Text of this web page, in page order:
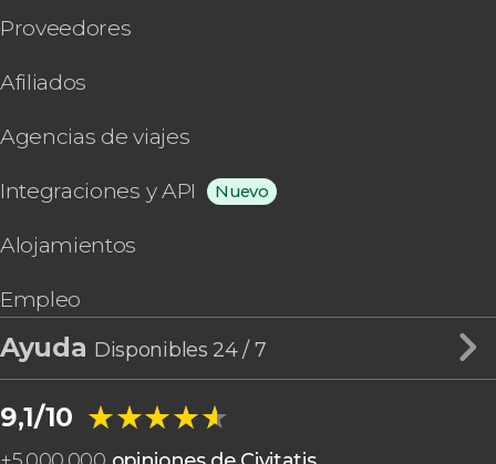
Proveedores
Afiliados
Agencias de viajes
Integraciones y API Nuevo
Alojamientos
Empleo
Ayuda Disponibles 24 / 7
9,1/10 ★★★★★
★★★★★